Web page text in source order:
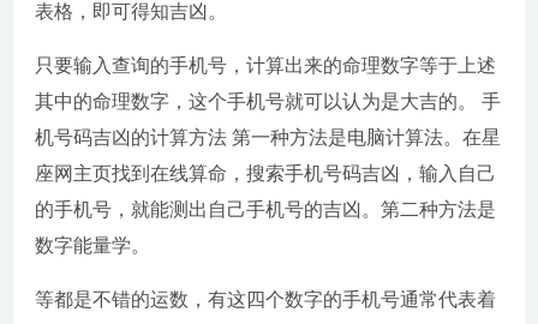
表格，即可得知吉凶。
只要输入查询的手机号，计算出来的命理数字等于上述
其中的命理数字，这个手机号就可以认为是大吉的。 手
机号码吉凶的计算方法 第一种方法是电脑计算法。在星
座网主页找到在线算命，搜索手机号码吉凶，输入自己
的手机号，就能测出自己手机号的吉凶。第二种方法是
数字能量学。
等都是不错的运数，有这四个数字的手机号通常代表着